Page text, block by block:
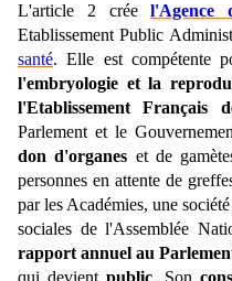
L'article 2 créel'Agence
Etablissement Public
santé. Elle est compétente
l'embryologie et la
l'Etablissement Français
Parlement et le
don d'organes et de
personnes en attente de
par les Académies, une
sociales de l'Assemblée
rapport annuel au
qui devient public. Son